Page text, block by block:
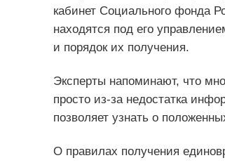
кабинет Социального фонда
находятся под его
и порядок их получения.
Эксперты напоминают, что
просто из-за недостатка
позволяет узнать о
О правилах получения